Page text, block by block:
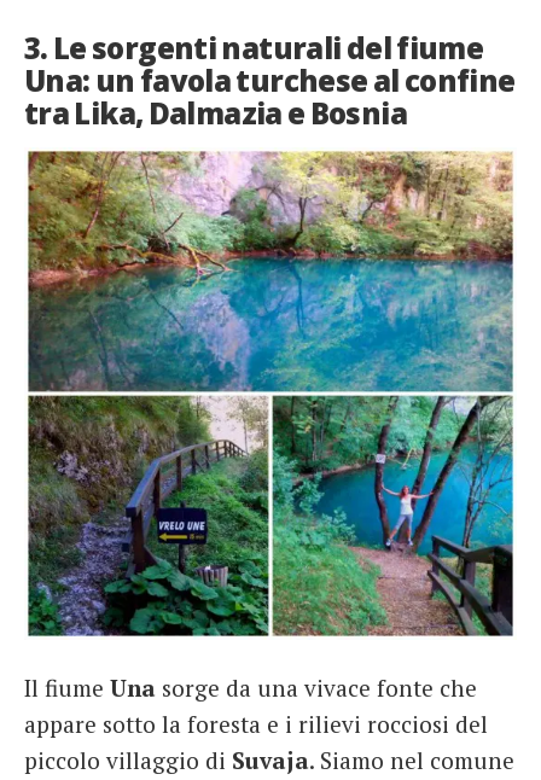
3. Le sorgenti naturali del fiume
Una: un favola turchese al confine
tra Lika, Dalmazia e Bosnia
Il fiume Una sorge da una vivace fonte che
appare sotto la foresta e i rilievi rocciosi del
piccolo villaggio di Suvaja. Siamo nel comune